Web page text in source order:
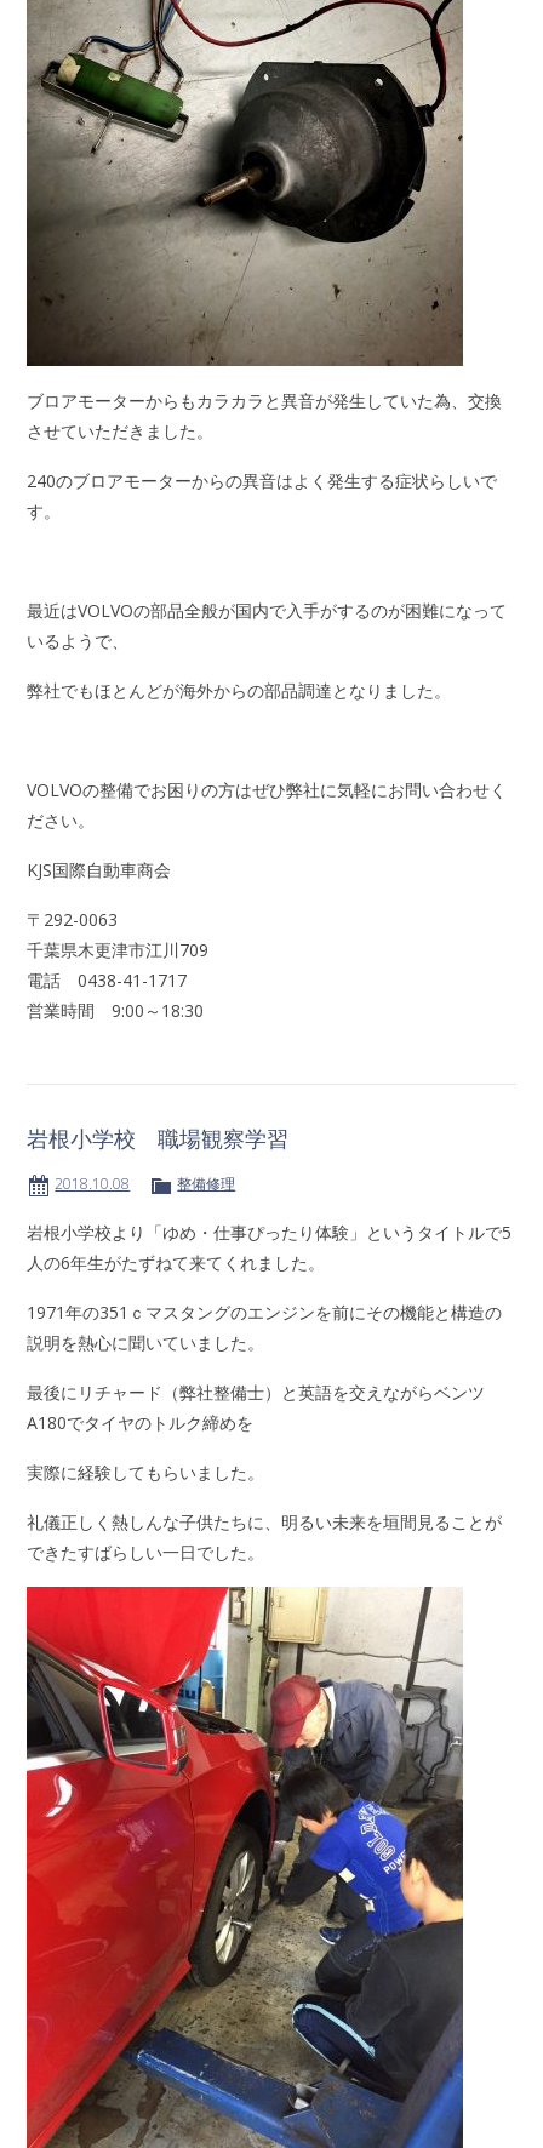
ブロアモーターからもカラカラと異音が発生していた為、交換
させていただきました。
240のブロアモーターからの異音はよく発生する症状らしいで
す。
最近はVOLVOの部品全般が国内で入手がするのが困難になって
いるようで、
弊社でもほとんどが海外からの部品調達となりました。
VOLVOの整備でお困りの方はぜひ弊社に気軽にお問い合わせく
ださい。
KJS国際自動車商会
〒292-0063
千葉県木更津市江川709
電話 0438-41-1717
営業時間 9:00～18:30
岩根小学校 職場観察学習
2018.10.08 整備修理
岩根小学校より「ゆめ・仕事ぴったり体験」というタイトルで5
人の6年生がたずねて来てくれました。
1971年の351ｃマスタングのエンジンを前にその機能と構造の
説明を熱心に聞いていました。
最後にリチャード（弊社整備士）と英語を交えながらベンツ
A180でタイヤのトルク締めを
実際に経験してもらいました。
礼儀正しく熱しんな子供たちに、明るい未来を垣間見ることが
できたすばらしい一日でした。